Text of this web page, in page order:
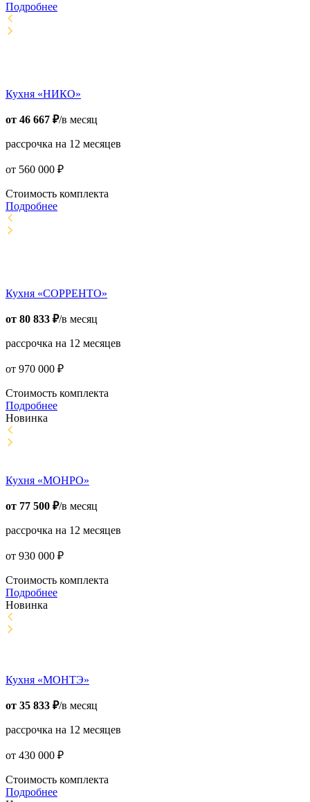
Подробнее
Кухня «НИКО»
от 46 667 ₽/в месяц
рассрочка на 12 месяцев
от 560 000 ₽
Стоимость комплекта
Подробнее
Кухня «СОРРЕНТО»
от 80 833 ₽/в месяц
рассрочка на 12 месяцев
от 970 000 ₽
Стоимость комплекта
Подробнее
Новинка
Кухня «МОНРО»
от 77 500 ₽/в месяц
рассрочка на 12 месяцев
от 930 000 ₽
Стоимость комплекта
Подробнее
Новинка
Кухня «МОНТЭ»
от 35 833 ₽/в месяц
рассрочка на 12 месяцев
от 430 000 ₽
Стоимость комплекта
Подробнее